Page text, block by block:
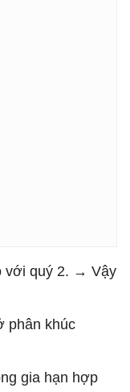
với quý 2. → Vậy
phân khúc
gia hạn hợp